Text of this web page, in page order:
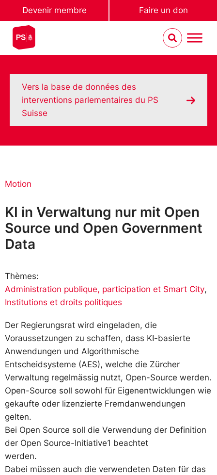
Devenir membre Faire un don
Vers la base de données des
interventions parlementaires du PS
Suisse
Motion
KI in Verwaltung nur mit Open
Source und Open Government
Data
Thèmes:
Administration publique, participation et Smart City,
Institutions et droits politiques
Der Regierungsrat wird eingeladen, die
Voraussetzungen zu schaffen, dass KI-basierte
Anwendungen und Algorithmische
Entscheidsysteme (AES), welche die Zürcher
Verwaltung regelmässig nutzt, Open-Source werden.
Open-Source soll sowohl für Eigenentwicklungen wie
gekaufte oder lizenzierte Fremdanwendungen
gelten.
Bei Open Source soll die Verwendung der Definition
der Open Source-Initiative1 beachtet
werden.
Dabei müssen auch die verwendeten Daten für das